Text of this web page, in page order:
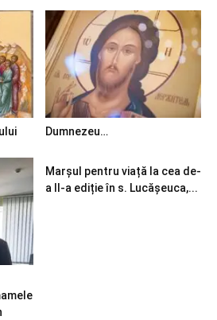
Dumnezeu…
Marșul pentru viață la cea de-
a II-a ediție în s. Lucășeuca,...